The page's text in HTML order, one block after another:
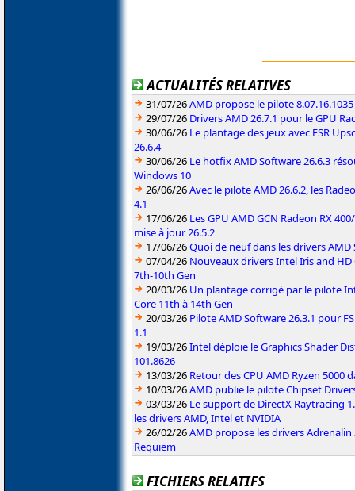
ACTUALITÉS RELATIVES
31/07/26AMD propose le pilote
29/07/26 Drivers AMD 26.7.1 pour le GPU
30/06/26 Le plantage des jeux avec FSR
26.6.4
30/06/26 Le hotfix AMD Software 26.6.3
Windows 10
26/06/26Avec le pilote AMD 26.6.2, les
4.1
17/06/26 Les GPU AMD GCN Radeon RX
mise à jour 26.5.2
17/06/26Quoi de neuf dans les drivers AMD
07/04/26 Nouveaux drivers Intel Iris and HD
7th-10th Gen
20/03/26 Un plantage corrigé par le pilote
Core 11th à 14th Gen
20/03/26 Pilote AMD Software 26.3.1 pour
1.1
19/03/26Intel déploie le Graphics Shader
101.8626
13/03/26 Retour des CPU AMD Ryzen 5000
10/03/26AMD publie le pilote Chipset
03/03/26 Le support de DirectX Raytracing
les drivers AMD, Intel et NVIDIA
26/02/26AMD propose les drivers
Requiem
FICHIERS RELATIFS